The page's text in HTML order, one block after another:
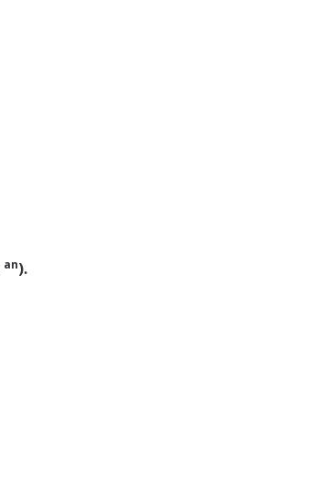
an).